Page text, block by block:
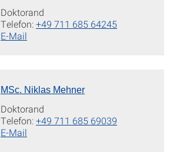
Doktorand
Telefon:+49 711 685 64245
E-Mail
MSc. Niklas Mehner
Doktorand
Telefon:+49 711 685 69039
E-Mail